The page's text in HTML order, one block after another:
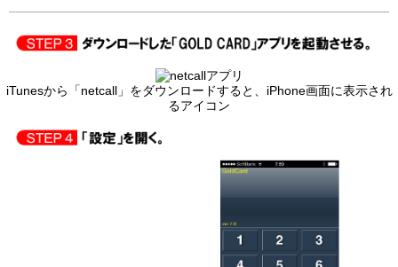
iTunesから「netcall」をダウンロードすると、iPhone画面に表示され
るアイコン